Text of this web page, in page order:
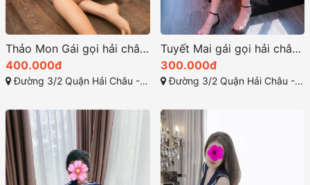
Thảo Mon Gái gọi hải châu mặt xinh vú to đẹp
400.000đ
Đường 3/2 Quận Hải Châu - Đà Nẵng
Tuyết Mai gái gọi hải châu thân hình đẹp nõn
300.000đ
Đường 3/2 Quận Hải Châu - Đà Nẵng